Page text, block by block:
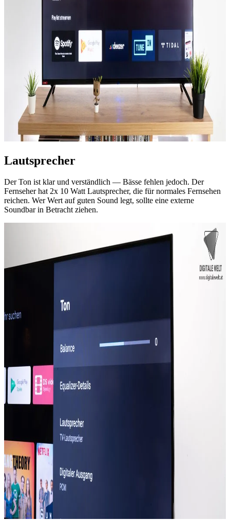
Lautsprecher
Der Ton ist klar und verständlich — Bässe fehlen jedoch. Der
Fernseher hat 2x 10 Watt Lautsprecher, die für normales Fernsehen
reichen. Wer Wert auf guten Sound legt, sollte eine externe
Soundbar in Betracht ziehen.